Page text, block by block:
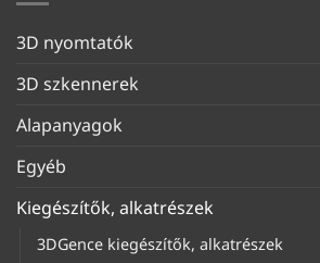
3D nyomtatók
3D szkennerek
Alapanyagok
Egyéb
Kiegészítők, alkatrészek
3DGence kiegészítők, alkatrészek